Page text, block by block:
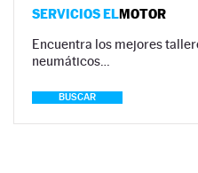
SERVICIOS ELMOTOR
Encuentra los mejores
neumáticos…
BUSCAR